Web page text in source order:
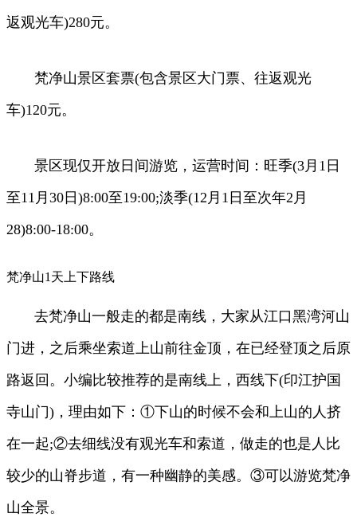
返观光车)280元。
梵净山景区套票(包含景区大门票、往返观光
车)120元。
景区现仅开放日间游览，运营时间：旺季(3月1日
至11月30日)8:00至19:00;淡季(12月1日至次年2月
28)8:00-18:00。
梵净山1天上下路线
去梵净山一般走的都是南线，大家从江口黑湾河山
门进，之后乘坐索道上山前往金顶，在已经登顶之后原
路返回。小编比较推荐的是南线上，西线下(印江护国
寺山门)，理由如下：①下山的时候不会和上山的人挤
在一起;②去细线没有观光车和索道，做走的也是人比
较少的山脊步道，有一种幽静的美感。③可以游览梵净
山全景。